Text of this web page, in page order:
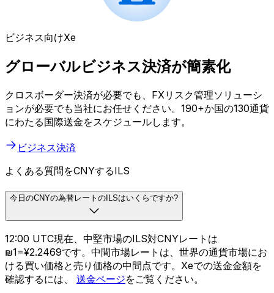
ビジネス向けXe
グローバルビジネス決済が簡素化
クロスボーダー決済が必要でも、FXリスク管理ソリューシ
ョンが必要でも当社にお任せください。190+か国の130通貨
にわたる国際送金をスケジュールします。
ビジネス決済
よくある質問をCNYするILS
今日のCNYの為替レートのILSはいくらですか?
12:00 UTC現在、中堅市場のILS対CNYレートは
₪1=¥2.2469です。中間市場レートは、世界の通貨市場にお
ける買い価格と売り価格の中間点です。Xeでの送金金額を
確認するには、 送金ページをご覧ください。